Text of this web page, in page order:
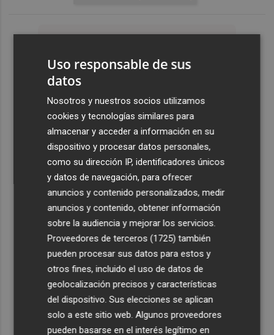
Uso responsable de sus
datos
Nosotros y nuestros socios utilizamos
cookies y tecnologías similares para
almacenar y acceder a información en su
dispositivo y procesar datos personales,
como su dirección IP, identificadores únicos
y datos de navegación, para ofrecer
anuncios y contenido personalizados, medir
anuncios y contenido, obtener información
sobre la audiencia y mejorar los servicios.
Proveedores de terceros (1725) también
pueden procesar sus datos para estos y
otros fines, incluido el uso de datos de
geolocalización precisos y características
del dispositivo. Sus elecciones se aplican
solo a este sitio web. Algunos proveedores
pueden basarse en el interés legítimo en